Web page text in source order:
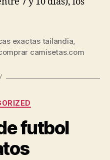
exactas tailandia
camisetas.com
futbol